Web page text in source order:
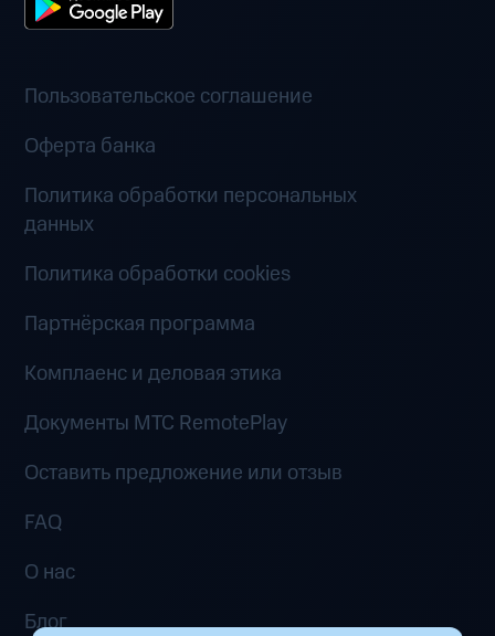
Пользовательское соглашение
Оферта банка
Политика обработки персональных
данных
Политика обработки cookies
Партнёрская программа
Комплаенс и деловая этика
Документы MTC RemotePlay
Оставить предложение или отзыв
FAQ
О нас
Блог